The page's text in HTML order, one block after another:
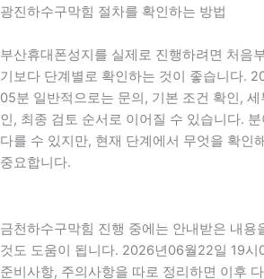
광진하수구막힘 절차를 확인하는 방법
부산휴대폰성지를 실제로 진행하려면 처음
기보다 단계별로 확인하는 것이 좋습니다.
05분 일반적으로는 문의, 기본 조건 확인,
인, 최종 검토 순서로 이어질 수 있습니다.
다를 수 있지만, 현재 단계에서 무엇을 확인
중요합니다.
금천하수구막힘 진행 중에는 안내받은 내용
것도 도움이 됩니다. 2026년06월22일 19시
준비사항, 주의사항을 따로 정리하면 이후